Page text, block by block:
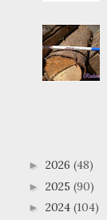
► 2026 (48)
► 2025 (90)
► 2024 (104)